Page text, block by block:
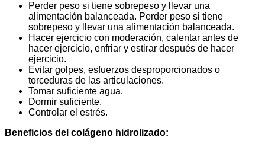
Perder peso si tiene sobrepeso y llevar una
alimentación balanceada. Perder peso si tiene
sobrepeso y llevar una alimentación balanceada.
Hacer ejercicio con moderación, calentar antes de
hacer ejercicio, enfriar y estirar después de hacer
ejercicio.
Evitar golpes, esfuerzos desproporcionados o
torceduras de las articulaciones.
Tomar suficiente agua.
Dormir suficiente.
Controlar el estrés.
Beneficios del colágeno hidrolizado: